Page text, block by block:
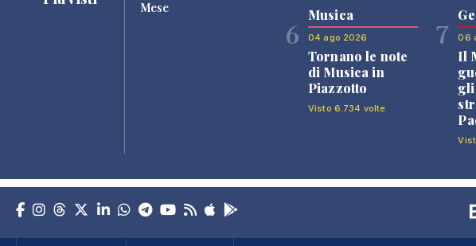
Mese
6
Musica
04 ago 2026
Tornano le note
di Musica in
Piazzotto
Visto 6.734 volte
7 06
Il
gli